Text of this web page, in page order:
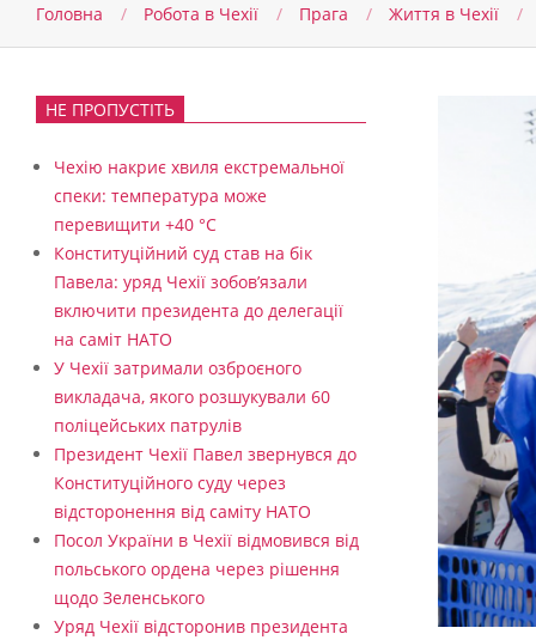
Головна Робота в Чехії Прага Життя в Чеxії
НЕ ПРОПУСТІТЬ
Чехію накриє хвиля екстремальної
спеки: температура може
перевищити +40 °C
Конституційний суд став на бік
Павела: уряд Чехії зобов’язали
включити президента до делегації
на саміт НАТО
У Чехії затримали озброєного
викладача, якого розшукували 60
поліцейських патрулів
Президент Чехії Павел звернувся до
Конституційного суду через
відсторонення від саміту НАТО
Посол України в Чехії відмовився від
польського ордена через рішення
щодо Зеленського
Уряд Чехії відсторонив президента